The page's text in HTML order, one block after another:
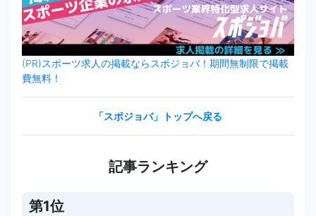
(PR)スポーツ求人の掲載ならスポジョバ！期間無制限で掲載
費無料！
「スポジョバ」トップへ戻る
記事ランキング
第1位